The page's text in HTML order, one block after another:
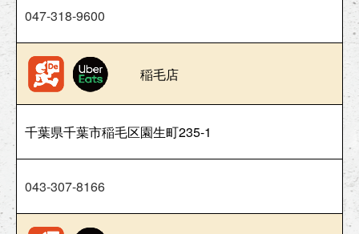
047-318-9600
稲毛店
千葉県千葉市稲毛区園生町235-1
043-307-8166